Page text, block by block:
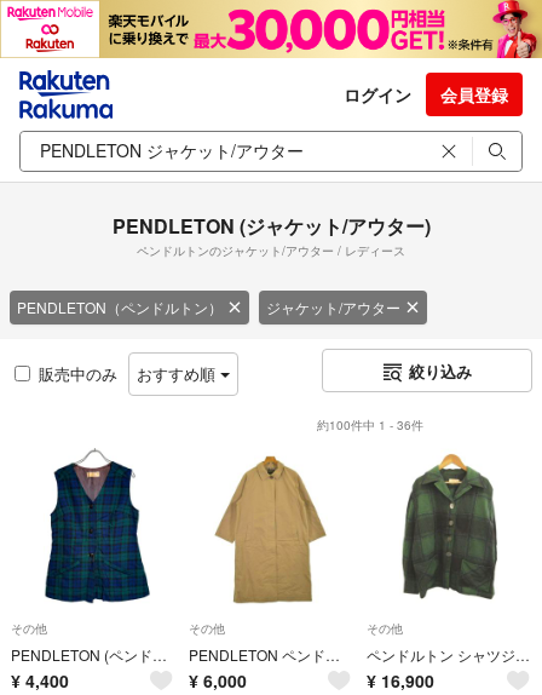
ログイン 会員登録
PENDLETON (ジャケット/アウター)
ペンドルトンのジャケット/アウター / レディース
PENDLETON（ペンドルトン） ジャケット/アウター
販売中のみ おすすめ順 絞り込み
約100件中 1 - 36件
その他
PENDLETON (ペンドルトン) Vintage ウールベスト グリーン 14
¥ 4,400
その他
PENDLETON ペンドルトン コート（その他） M ベージュ 【古着】【中古】【送料無料】
¥ 6,000
その他
ペンドルトン シャツジャケット 上着 チェック柄 緑 グリーン 茶 ブラウン
¥ 16,900